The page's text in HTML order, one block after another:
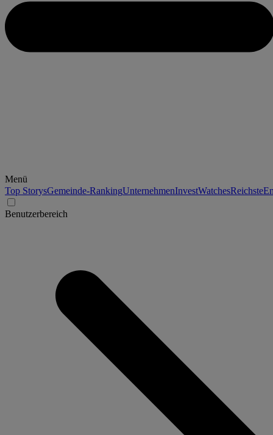
Menü
Top StorysGemeinde-RankingUnternehmenInvestWatchesReichste
Benutzerbereich